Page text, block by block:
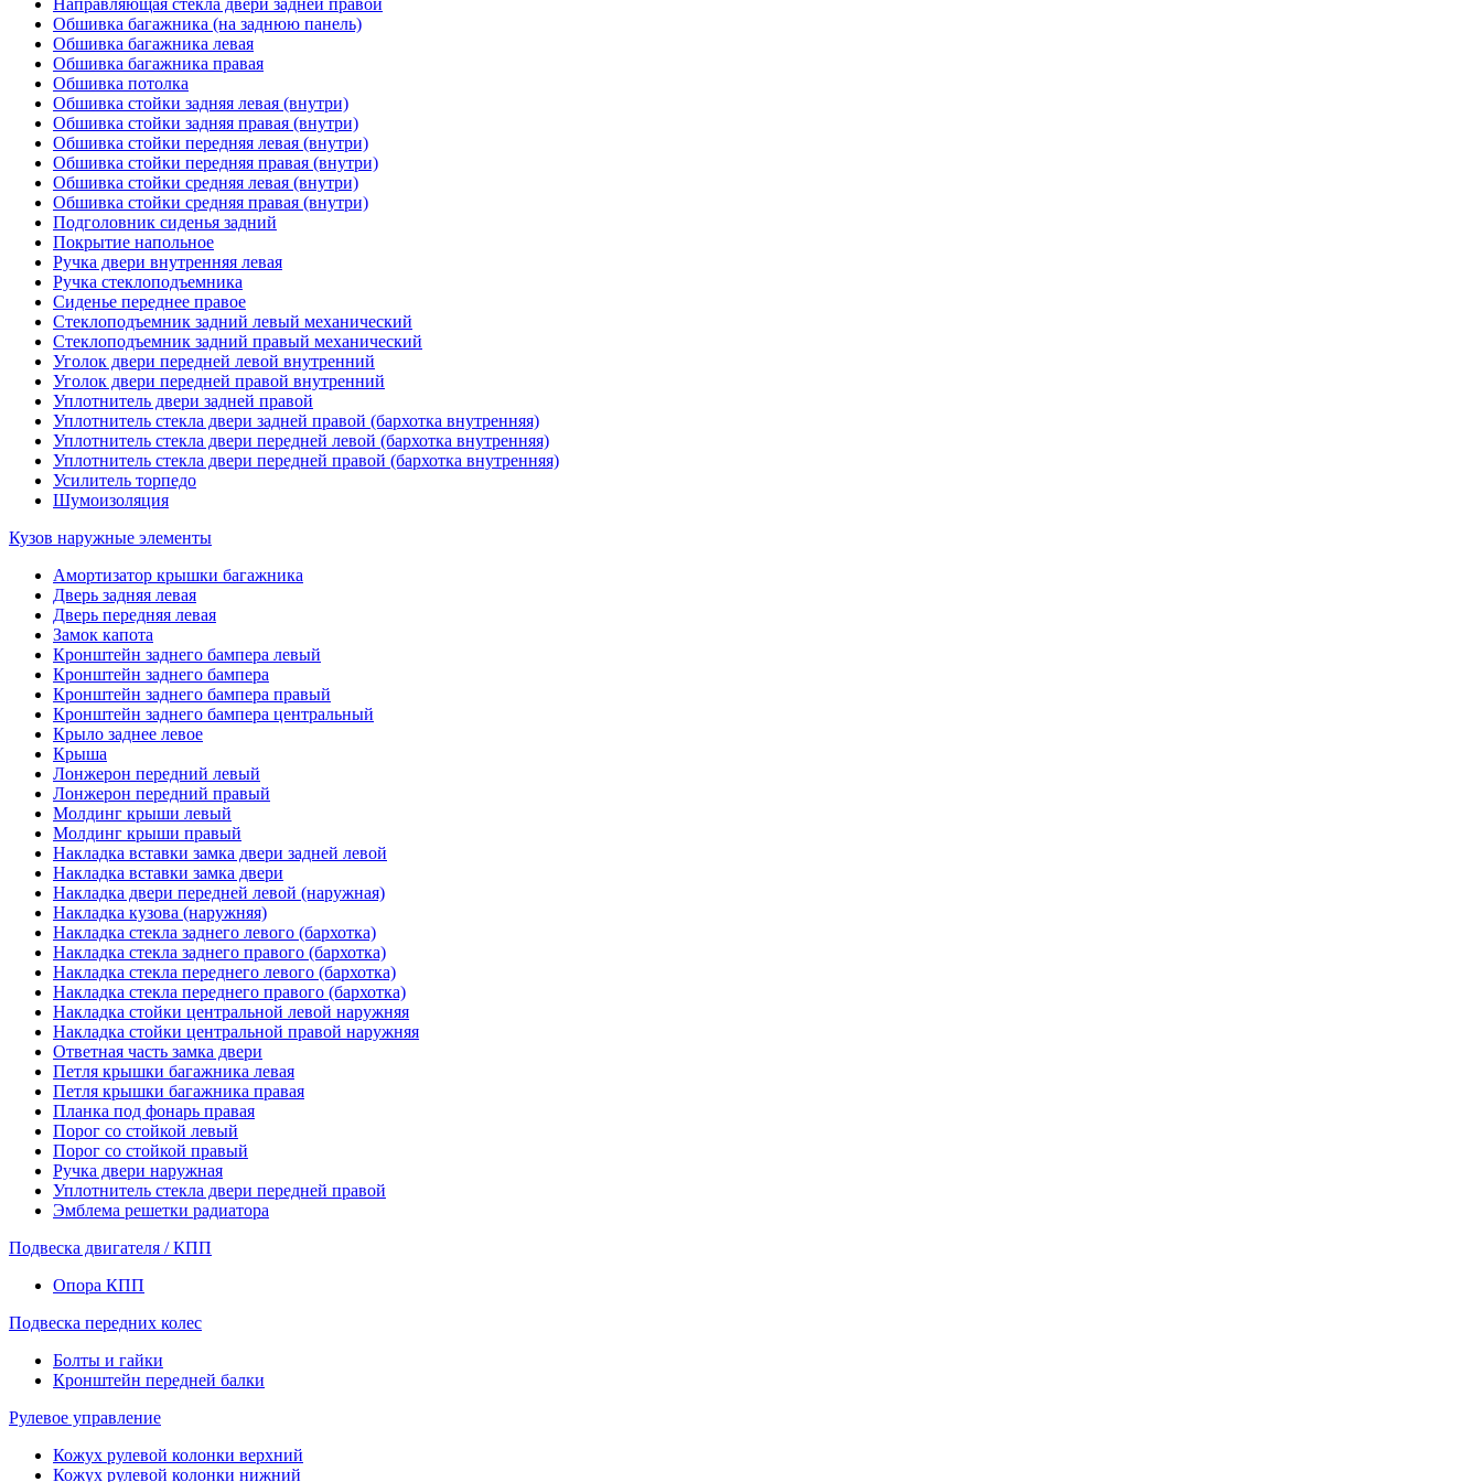
Обшивка багажника (на заднюю панель)
Обшивка багажника левая
Обшивка багажника правая
Обшивка потолка
Обшивка стойки задняя левая (внутри)
Обшивка стойки задняя правая (внутри)
Обшивка стойки передняя левая (внутри)
Обшивка стойки передняя правая (внутри)
Обшивка стойки средняя левая (внутри)
Обшивка стойки средняя правая (внутри)
Подголовник сиденья задний
Покрытие напольное
Ручка двери внутренняя левая
Ручка стеклоподъемника
Сиденье переднее правое
Стеклоподъемник задний левый механический
Стеклоподъемник задний правый механический
Уголок двери передней левой внутренний
Уголок двери передней правой внутренний
Уплотнитель двери задней правой
Уплотнитель стекла двери задней правой (бархотка внутренняя)
Уплотнитель стекла двери передней левой (бархотка внутренняя)
Уплотнитель стекла двери передней правой (бархотка внутренняя)
Усилитель торпедо
Шумоизоляция
Кузов наружные элементы
Амортизатор крышки багажника
Дверь задняя левая
Дверь передняя левая
Замок капота
Кронштейн заднего бампера левый
Кронштейн заднего бампера
Кронштейн заднего бампера правый
Кронштейн заднего бампера центральный
Крыло заднее левое
Крыша
Лонжерон передний левый
Лонжерон передний правый
Молдинг крыши левый
Молдинг крыши правый
Накладка вставки замка двери задней левой
Накладка вставки замка двери
Накладка двери передней левой (наружная)
Накладка кузова (наружняя)
Накладка стекла заднего левого (бархотка)
Накладка стекла заднего правого (бархотка)
Накладка стекла переднего левого (бархотка)
Накладка стекла переднего правого (бархотка)
Накладка стойки центральной левой наружняя
Накладка стойки центральной правой наружняя
Ответная часть замка двери
Петля крышки багажника левая
Петля крышки багажника правая
Планка под фонарь правая
Порог со стойкой левый
Порог со стойкой правый
Ручка двери наружная
Уплотнитель стекла двери передней правой
Эмблема решетки радиатора
Подвеска двигателя / КПП
Опора КПП
Подвеска передних колес
Болты и гайки
Кронштейн передней балки
Рулевое управление
Кожух рулевой колонки верхний
Кожух рулевой колонки нижний